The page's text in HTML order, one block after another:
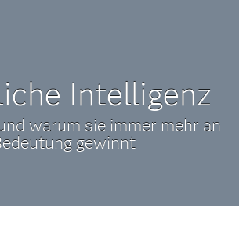
Intelligenz
warum sie immer mehr an
gewinnt